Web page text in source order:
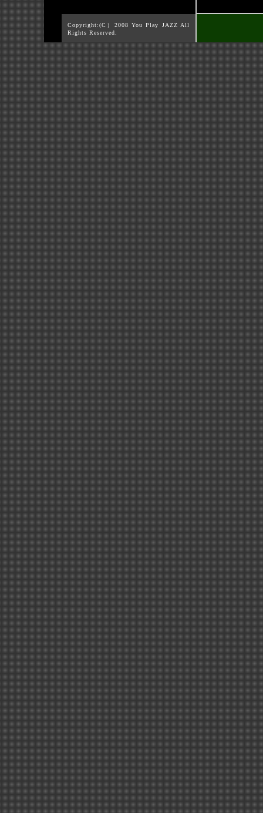
Copyright:(C）2008 You Play JAZZ All
Rights Reserved.